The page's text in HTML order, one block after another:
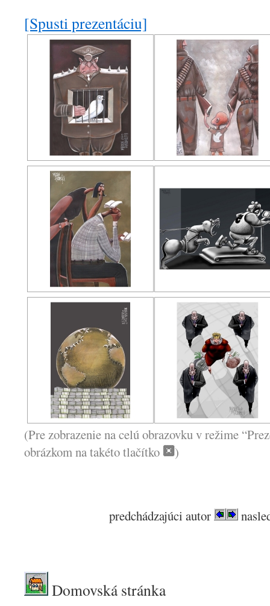
[Spusti prezentáciu]
(Pre zobrazenie na celú obrazovku v režime
obrázkom na takéto tlačítko
)
predchádzajúci autor
Domovská stránka